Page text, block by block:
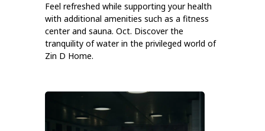
Feel refreshed while supporting your health
with additional amenities such as a fitness
center and sauna. Oct. Discover the
tranquility of water in the privileged world of
Zin D Home.